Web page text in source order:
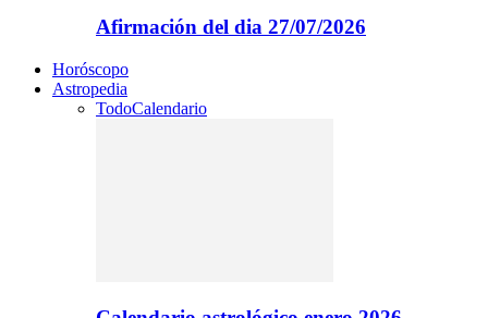
Afirmación del dia 27/07/2026
Horóscopo
Astropedia
TodoCalendario